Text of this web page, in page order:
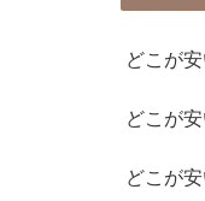
どこが
どこが
どこが